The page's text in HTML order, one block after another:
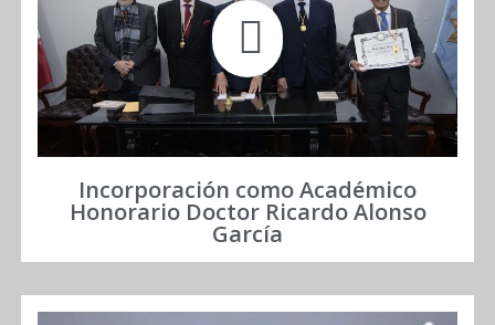
Incorporación como Académico
Honorario Doctor Ricardo Alonso
García